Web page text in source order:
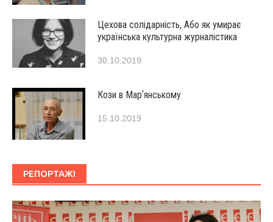
Цехова солідарність, Або як умирає
українська культурна журналістика
30.10.2019
Кози в Марʼянському
15.10.2019
РЕПОРТАЖІ